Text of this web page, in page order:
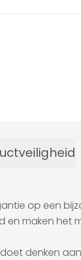
op een
maken het
denken